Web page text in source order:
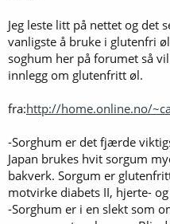
Jeg leste litt på nettet og det
vanligste å bruke i glutenfri
soghum her på forumet så
innlegg om glutenfritt øl.
fra:http://home.online.no/
-Sorghum er det fjærde
Japan brukes hvit sorgum
bakverk. Sorgum er
motvirke diabets II, hjerte-
-Sorghum er i en slekt som